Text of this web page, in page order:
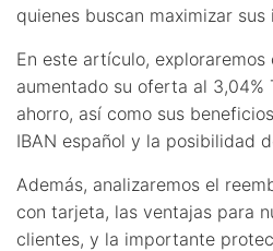
quienes buscan maximizar sus
En este artículo, exploraremos
aumentado su oferta al 3,04%
ahorro, así como sus
IBAN español y la posibilidad
Además, analizaremos el
con tarjeta, las ventajas para
clientes, y la importante